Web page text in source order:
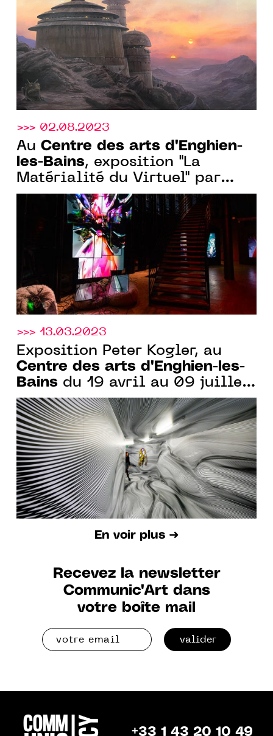
mai 2024
>>> 02.08.2023
Au Centre des arts d'Enghien-
les-Bains, exposition "La
Matérialité du Virtuel" par
Baron-Lanteigne, du 20
septembre au 23 décembre
2023
>>> 13.03.2023
Exposition Peter Kogler, au
Centre des arts d'Enghien-les-
Bains du 19 avril au 09 juillet
2023
En voir plus ➜
Recevez la newsletter
Communic'Art dans
votre boîte mail
valider
+33 1 43 20 10 49